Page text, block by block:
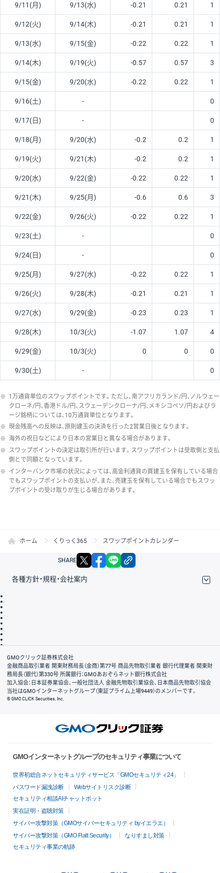
9/11(月) 9/13(水) -0.21 0.21 1
9/12(火) 9/14(木) -0.21 0.21 1
9/13(水) 9/15(金) -0.22 0.22 1
9/14(木) 9/19(火) -0.57 0.57 3
9/15(金) 9/20(水) -0.22 0.22 1
9/16(土) - 0
9/17(日) - 0
9/18(月) 9/20(水) -0.2 0.2 1
9/19(火) 9/21(木) -0.2 0.2 1
9/20(水) 9/22(金) -0.22 0.22 1
9/21(木) 9/25(月) -0.6 0.6 3
9/22(金) 9/26(火) -0.22 0.22 1
9/23(土) - 0
9/24(日) - 0
9/25(月) 9/27(水) -0.22 0.22 1
9/26(火) 9/28(木) -0.21 0.21 1
9/27(水) 9/29(金) -0.23 0.23 1
9/28(木) 10/3(火) -1.07 1.07 4
9/29(金) 10/3(火) 0 0 0
9/30(土) - 0
※ 1万通貨単位のスワップポイントです。ただし、南アフリカランド/円、ノルウェー
クローネ/円、香港ドル/円、スウェーデンクローナ/円、メキシコペソ/円およびラ
ージ銘柄については、10万通貨単位となります。
※ 現金残高への反映は、原則建玉の決済を行った2営業日後となります。
※ 海外の祝日などにより日本の営業日と異なる場合があります。
※ スワップポイントの決定は取引所が行います。スワップポイントは受取側と支払
側とで同額となっています。
※ インターバンク市場の状況によっては、高金利通貨の買建玉を保有している場合
でもスワップポイントの支払いが、また、売建玉を保有している場合でもスワッ
プポイントの受け取りが生じる場合があります。
ホーム くりっく365 スワップポイントカレンダー
SHARE X facebook
各種方針・規程・会社案内
会社案内
GMOクリック証券株式会社
金融商品取引業者 関東財務局長（金商）第77号 商品先物取引業者 銀行代理業者 関東財
務局長（銀代）第330号 所属銀行：GMOあおぞらネット銀行株式会社
加入協会：日本証券業協会、一般社団法人 金融先物取引業協会、日本商品先物取引協会
当社はGMOインターネットグループ（東証プライム上場9449）のメンバーです。
© GMO CLICK Securities, Inc.
GMOインターネットグループのセキュリティ事業について
世界初総合ネットセキュリティサービス「GMOセキュリティ24」
パスワード漏洩診断
Webサイトリスク診断
セキュリティ相談AIチャットボット
実在証明・盗聴対策
サイバー攻撃対策（GMOサイバーセキュリティ byイエラエ）
サイバー攻撃対策（GMO Flatt Security）
なりすまし対策
セキュリティ事業の軌跡